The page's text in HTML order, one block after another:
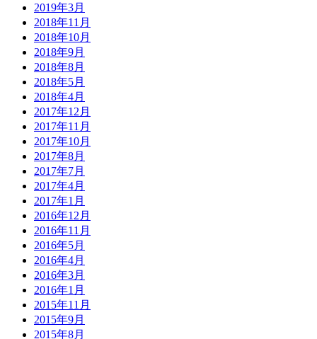
2019年3月
2018年11月
2018年10月
2018年9月
2018年8月
2018年5月
2018年4月
2017年12月
2017年11月
2017年10月
2017年8月
2017年7月
2017年4月
2017年1月
2016年12月
2016年11月
2016年5月
2016年4月
2016年3月
2016年1月
2015年11月
2015年9月
2015年8月